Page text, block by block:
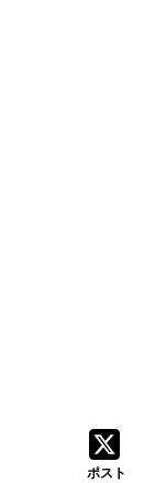
ポスト